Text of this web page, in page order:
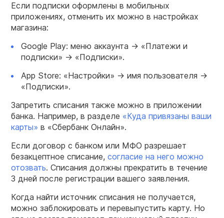
Если подписки оформлены в мобильных
приложениях, отменить их можно в настройках
магазина:
Google Play: меню аккаунта → «Платежи и
подписки» → «Подписки».
App Store: «Настройки» → имя пользователя →
«Подписки».
Запретить списания также можно в приложении
банка. Например, в разделе «Куда привязаны ваши
карты» в «Сбербанк Онлайн».
Если договор с банком или МФО разрешает
безакцептное списание, согласие на него можно
отозвать. Списания должны прекратить в течение
3 дней после регистрации вашего заявления.
Когда найти источник списания не получается,
можно заблокировать и перевыпустить карту. Но